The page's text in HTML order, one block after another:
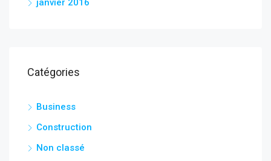
janvier 2016
Catégories
Business
Construction
Non classé